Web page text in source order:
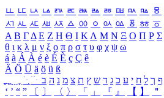
ㅥ ㅦ ㅧ ㅨ ㅩ ㅪ ㅫ ㅬ ㅭ ㅮ ㅯ ㅰ ㅱ
ㅺ ㅻ ㅼ ㅽ ㅾ ㅿ ㆀ ㆁ ㆂ ㆃ ㆄ ㆅ ㆆ
Α Β ΓΔ Ε Ζ Η Θ Ι ΚΛ Μ Ν Ξ Ο Π Ρ Σ
θ ι κ λ μ ν ξ ο π ρ σ τ υ φ χ ψ ω
á à Á À é è É È ç Ç ê
Ä Ö Ü ä ö ü ß
ִֶֹ ֻּ ׁׂ ף ך ל ח י ע כ ג ד ש ץ ת צ מ נ ה ב
‘ ’ “ ” 〔 〕 〈 〉 「 」 『 』 【 】 ＂